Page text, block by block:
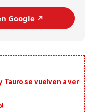
Google ↗️
Tauro se vuelven a ver